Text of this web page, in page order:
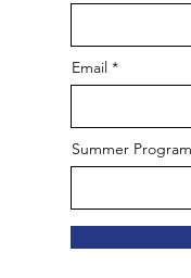
Email
Summer Program